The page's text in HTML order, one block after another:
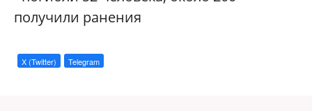
получили ранения
X (Twitter) Telegram